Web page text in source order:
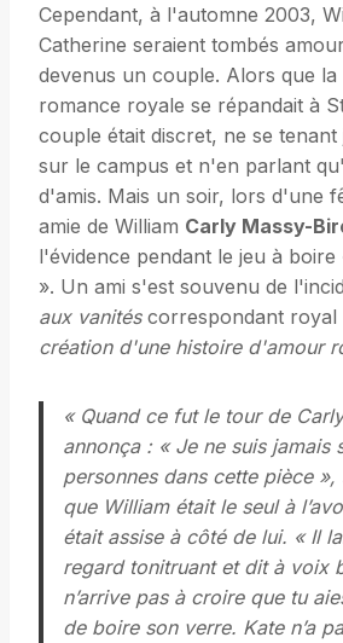
Cependant, à l'automne 2003,
Catherine seraient tombés
devenus un couple. Alors que
romance royale se répandait à
couple était discret, ne se tenant
sur le campus et n'en parlant
d'amis. Mais un soir, lors d'une
amie de William Carly Massy-
l'évidence pendant le jeu à boire
». Un ami s'est souvenu de
aux vanitéscorrespondant royal
création d'une histoire d'amour
« Quand ce fut le tour de
annonça : « Je ne suis jamais
personnes dans cette pièce
que William était le seul à
était assise à côté de lui. « Il
regard tonitruant et dit à voix
n’arrive pas à croire que tu
de boire son verre. Kate n’a